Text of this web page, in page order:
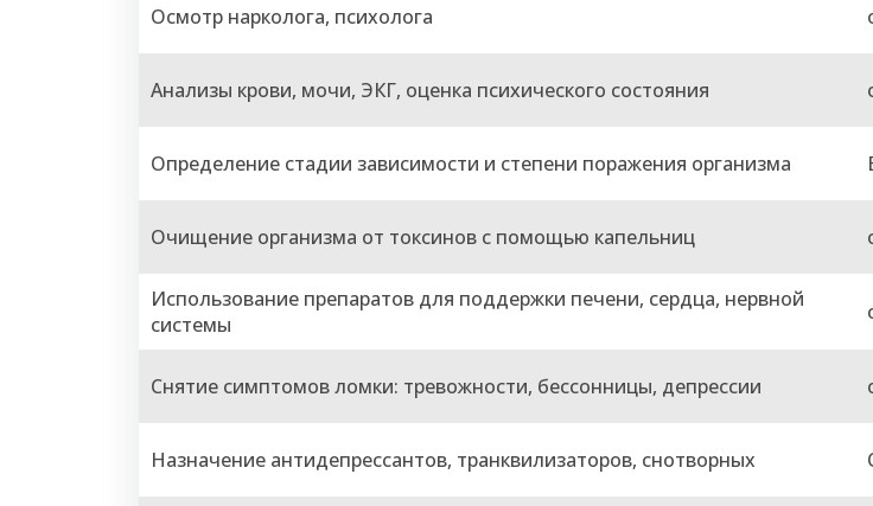
Осмотр нарколога, психолога
Анализы крови, мочи, ЭКГ, оценка психического состояния
Определение стадии зависимости и степени поражения организма
Очищение организма от токсинов с помощью капельниц
Использование препаратов для поддержки печени, сердца, нервной
системы
Снятие симптомов ломки: тревожности, бессонницы, депрессии
Назначение антидепрессантов, транквилизаторов, снотворных